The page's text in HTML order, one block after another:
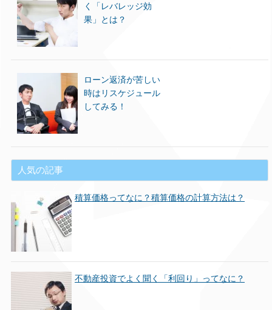
く「レバレッジ効
果」とは？
ローン返済が苦しい
時はリスケジュール
してみる！
人気の記事
積算価格ってなに？積算価格の計算方法は？
不動産投資でよく聞く「利回り」ってなに？